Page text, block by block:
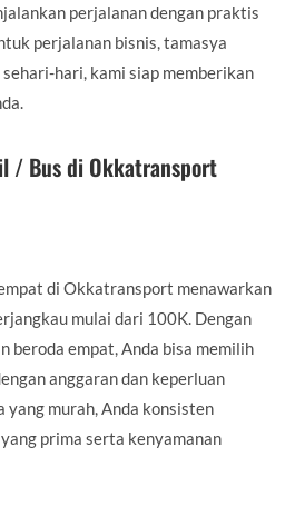
perjalanan dengan praktis
perjalanan bisnis, tamasya
hari, kami siap memberikan
/ Bus di Okkatransport
di Okkatransport menawarkan
mulai dari 100K. Dengan
beroda empat, Anda bisa memilih
anggaran dan keperluan
yang murah, Anda konsisten
prima serta kenyamanan